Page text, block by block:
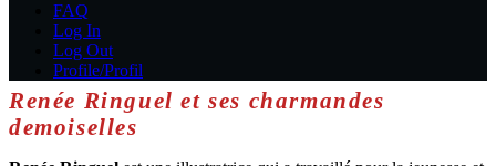
FAQ
Log In
Log Out
Profile/Profil
Renée Ringuel et ses charmandes
demoiselles